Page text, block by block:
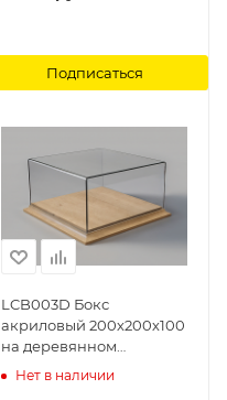
Подписаться
LCB003D Бокс
акриловый 200х200х100
на деревянном
основании LemonCraft
Нет в наличии